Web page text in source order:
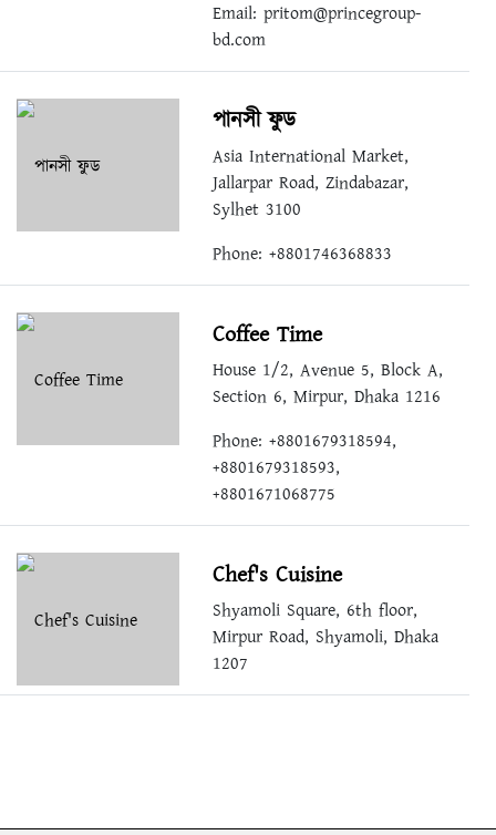
Email: pritom@princegroup-
bd.com
পানসী ফুড
Asia International Market,
Jallarpar Road, Zindabazar,
Sylhet 3100
Phone: +8801746368833
Coffee Time
House 1/2, Avenue 5, Block A,
Section 6, Mirpur, Dhaka 1216
Phone: +8801679318594,
+8801679318593,
+8801671068775
Chef's Cuisine
Shyamoli Square, 6th floor,
Mirpur Road, Shyamoli, Dhaka
1207